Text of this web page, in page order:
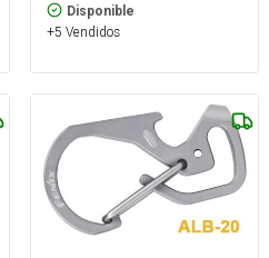
Disponible
+5 Vendidos